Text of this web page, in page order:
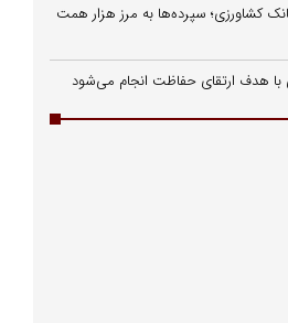
کشاورزی؛ سپرده‌ها به مرز هزار همت
با هدف ارتقای حفاظت انجام می‌شود